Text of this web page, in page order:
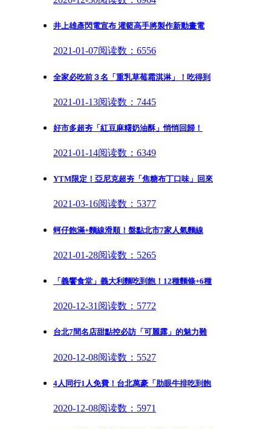
井上雄彥閃電宣布 灌籃高手將製作新動畫電
2021-01-07阅读数：6556
全家必吃前３名「重乳草莓霜淇淋」！吃得到
2021-01-13阅读数：7445
好市多超夯「紅豆麻糬奶油酥」悄悄回歸！
2021-01-14阅读数：6349
YTM限定！亞尼克超夯「焦糖布丁口味」回來
2021-03-16阅读数：5377
蚵仔飽滿+麵線滑順！盤點北市7家人氣麵線
2021-01-28阅读数：5265
「義饗食堂」義大利麵吃到飽！12種麵條+6種
2020-12-31 阅读数：5772
台北7間名店甜點控必訪「可麗露」的魅力難
2020-12-08阅读数：5527
4人同行1人免費！台北萬豪「肋眼牛排吃到飽
2020-12-08阅读数：5971